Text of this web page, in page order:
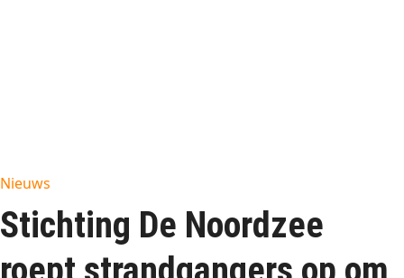
Nieuws
Stichting De Noordzee